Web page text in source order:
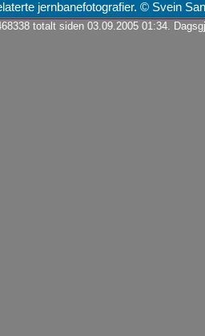
jernbanefotografier. © Svein
totalt siden 03.09.2005 01:34.